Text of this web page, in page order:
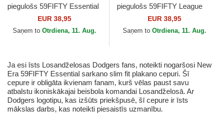
piegulošs 59FIFTY Essential
no Los Angeles Dodgers
MLB no New Era
EUR 38,95
Saņem to Otrdiena, 11. Aug.
piegulošs 59FIFTY League
Essential no Los Angeles
Dodgers MLB no New Era
EUR 38,95
Saņem to Otrdiena, 11. Aug.
Ja esi īsts Losandželosas Dodgers fans, noteikti nogaršosi New
Era 59FIFTY Essential sarkano slim fit plakano cepuri. Šī
cepure ir obligāta ikvienam fanam, kurš vēlas paust savu
atbalstu ikoniskākajai beisbola komandai Losandželosā. Ar
Dodgers logotipu, kas izšūts priekšpusē, šī cepure ir īsts
mākslas darbs, kas noteikti piesaistīs uzmanību.